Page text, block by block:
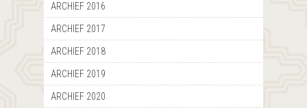
ARCHIEF 2016
ARCHIEF 2017
ARCHIEF 2018
ARCHIEF 2019
ARCHIEF 2020